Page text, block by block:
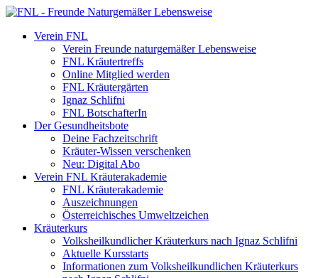
Verein FNL
Verein Freunde naturgemäßer Lebensweise
FNL Kräutertreffs
Online Mitglied werden
FNL Kräutergärten
Ignaz Schlifni
FNL BotschafterIn
Der Gesundheitsbote
Deine Fachzeitschrift
Kräuter-Wissen verschenken
Neu: Digital Abo
Verein FNL Kräuterakademie
FNL Kräuterakademie
Auszeichnungen
Österreichisches Umweltzeichen
Kräuterkurs
Volksheilkundlicher Kräuterkurs nach Ignaz Schlifni
Aktuelle Kursstarts
Informationen zum Volksheilkundlichen Kräuterkurs